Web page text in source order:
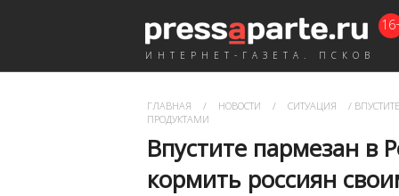
ИНТЕРНЕТ-ГАЗЕТА. ПСКОВ
ГЛАВНАЯ / НОВОСТИ / СИТУАЦИЯ /
ПРОДУКТАМИ
Впустите пармезан в
кормить россиян